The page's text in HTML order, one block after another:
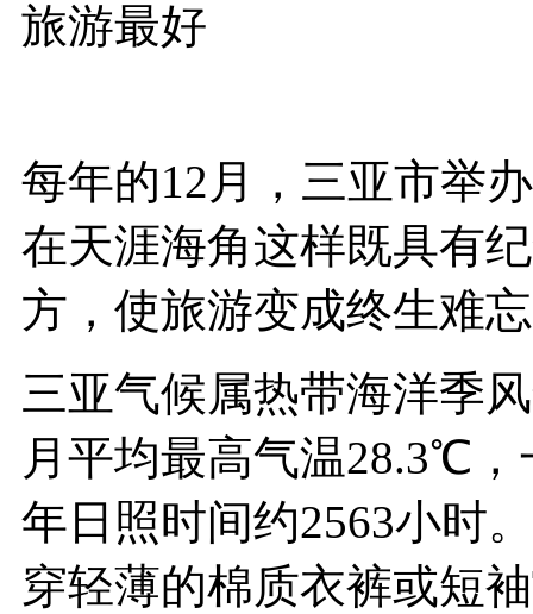
每年的12月，三亚市举
在天涯海角这样既具有
方，使旅游变成终生难
三亚气候属热带海洋季
月平均最高气温28.3℃
年日照时间约2563小时
穿轻薄的棉质衣裤或短